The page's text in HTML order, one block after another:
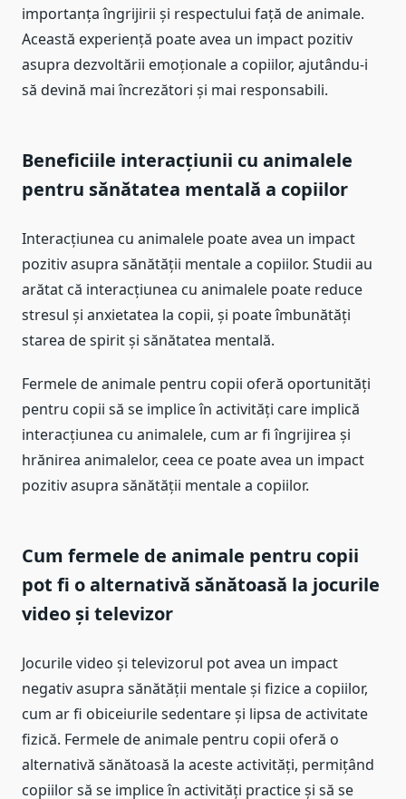
importanța îngrijirii și respectului față de animale.
Această experiență poate avea un impact pozitiv
asupra dezvoltării emoționale a copiilor, ajutându-i
să devină mai încrezători și mai responsabili.
Beneficiile interacțiunii cu animalele
pentru sănătatea mentală a copiilor
Interacțiunea cu animalele poate avea un impact
pozitiv asupra sănătății mentale a copiilor. Studii au
arătat că interacțiunea cu animalele poate reduce
stresul și anxietatea la copii, și poate îmbunătăți
starea de spirit și sănătatea mentală.
Fermele de animale pentru copii oferă oportunități
pentru copii să se implice în activități care implică
interacțiunea cu animalele, cum ar fi îngrijirea și
hrănirea animalelor, ceea ce poate avea un impact
pozitiv asupra sănătății mentale a copiilor.
Cum fermele de animale pentru copii
pot fi o alternativă sănătoasă la jocurile
video și televizor
Jocurile video și televizorul pot avea un impact
negativ asupra sănătății mentale și fizice a copiilor,
cum ar fi obiceiurile sedentare și lipsa de activitate
fizică. Fermele de animale pentru copii oferă o
alternativă sănătoasă la aceste activități, permițând
copiilor să se implice în activități practice și să se